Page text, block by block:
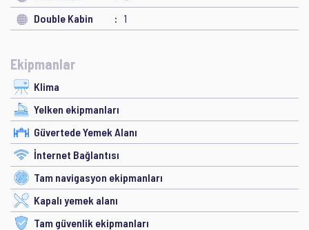
Double Kabin
1
Ekipmanlar
Klima
Yelken ekipmanları
Güvertede Yemek Alanı
İnternet Bağlantısı
Tam navigasyon ekipmanları
Kapalı yemek alanı
Tam güvenlik ekipmanları